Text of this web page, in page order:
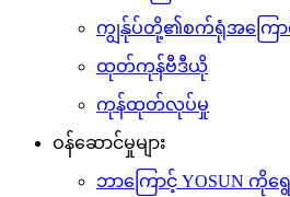
ကျွန်ုပ်တို့၏စက်ရုံအကြော
ထုတ်ကုန်ဗီဒီယို
ကုန်ထုတ်လုပ်မှု
ဝန်ဆောင်မှုများ
ဘာကြောင့် YOSUN ကိုရွ